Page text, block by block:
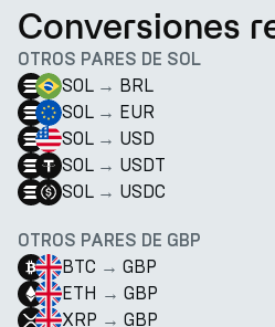
Conversiones
OTROS PARES DE SOL
SOL → BRL
SOL → EUR
SOL → USD
SOL → USDT
SOL → USDC
OTROS PARES DE GBP
BTC → GBP
ETH → GBP
XRP → GBP